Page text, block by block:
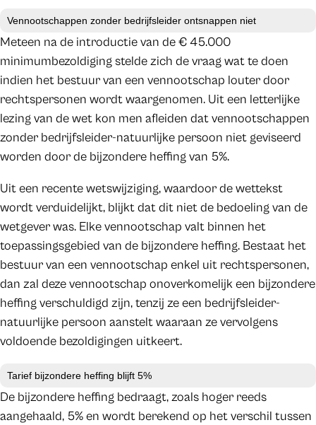
Vennootschappen zonder bedrijfsleider ontsnappen niet
Meteen na de introductie van de € 45.000
minimumbezoldiging stelde zich de vraag wat te doen
indien het bestuur van een vennootschap louter door
rechtspersonen wordt waargenomen. Uit een letterlijke
lezing van de wet kon men afleiden dat vennootschappen
zonder bedrijfsleider-natuurlijke persoon niet geviseerd
worden door de bijzondere heffing van 5%.
Uit een recente wetswijziging, waardoor de wettekst
wordt verduidelijkt, blijkt dat dit niet de bedoeling van de
wetgever was. Elke vennootschap valt binnen het
toepassingsgebied van de bijzondere heffing. Bestaat het
bestuur van een vennootschap enkel uit rechtspersonen,
dan zal deze vennootschap onoverkomelijk een bijzondere
heffing verschuldigd zijn, tenzij ze een bedrijfsleider-
natuurlijke persoon aanstelt waaraan ze vervolgens
voldoende bezoldigingen uitkeert.
Tarief bijzondere heffing blijft 5%
De bijzondere heffing bedraagt, zoals hoger reeds
aangehaald, 5% en wordt berekend op het verschil tussen